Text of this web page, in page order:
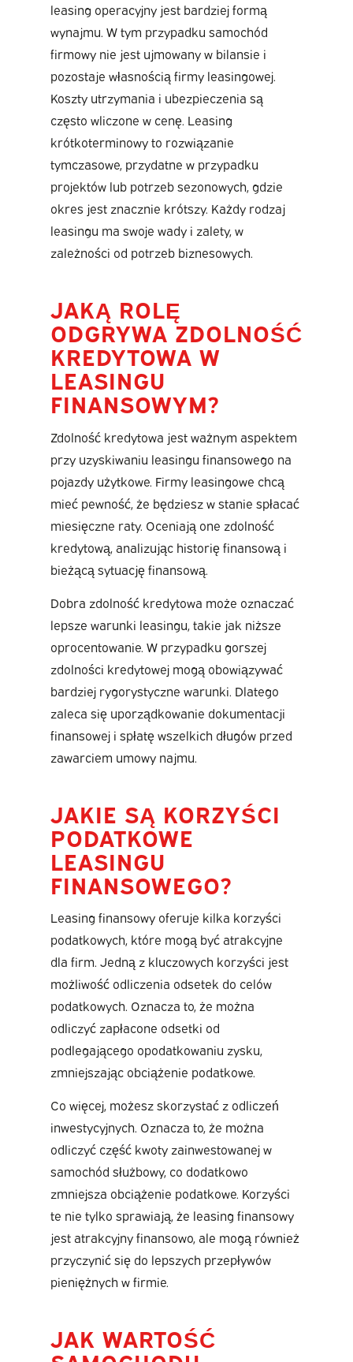
leasing operacyjny jest bardziej formą
wynajmu. W tym przypadku samochód
firmowy nie jest ujmowany w bilansie i
pozostaje własnością firmy leasingowej.
Koszty utrzymania i ubezpieczenia są
często wliczone w cenę. Leasing
krótkoterminowy to rozwiązanie
tymczasowe, przydatne w przypadku
projektów lub potrzeb sezonowych, gdzie
okres jest znacznie krótszy. Każdy rodzaj
leasingu ma swoje wady i zalety, w
zależności od potrzeb biznesowych.
JAKĄ ROLĘ
ODGRYWA ZDOLNOŚĆ
KREDYTOWA W
LEASINGU
FINANSOWYM?
Zdolność kredytowa jest ważnym aspektem
przy uzyskiwaniu leasingu finansowego na
pojazdy użytkowe. Firmy leasingowe chcą
mieć pewność, że będziesz w stanie spłacać
miesięczne raty. Oceniają one zdolność
kredytową, analizując historię finansową i
bieżącą sytuację finansową.
Dobra zdolność kredytowa może oznaczać
lepsze warunki leasingu, takie jak niższe
oprocentowanie. W przypadku gorszej
zdolności kredytowej mogą obowiązywać
bardziej rygorystyczne warunki. Dlatego
zaleca się uporządkowanie dokumentacji
finansowej i spłatę wszelkich długów przed
zawarciem umowy najmu.
JAKIE SĄ KORZYŚCI
PODATKOWE
LEASINGU
FINANSOWEGO?
Leasing finansowy oferuje kilka korzyści
podatkowych, które mogą być atrakcyjne
dla firm. Jedną z kluczowych korzyści jest
możliwość odliczenia odsetek do celów
podatkowych. Oznacza to, że można
odliczyć zapłacone odsetki od
podlegającego opodatkowaniu zysku,
zmniejszając obciążenie podatkowe.
Co więcej, możesz skorzystać z odliczeń
inwestycyjnych. Oznacza to, że można
odliczyć część kwoty zainwestowanej w
samochód służbowy, co dodatkowo
zmniejsza obciążenie podatkowe. Korzyści
te nie tylko sprawiają, że leasing finansowy
jest atrakcyjny finansowo, ale mogą również
przyczynić się do lepszych przepływów
pieniężnych w firmie.
JAK WARTOŚĆ